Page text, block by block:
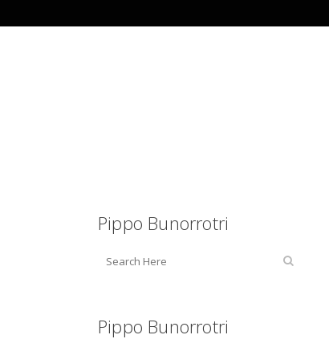
Pippo Bunorrotri
Pippo Bunorrotri